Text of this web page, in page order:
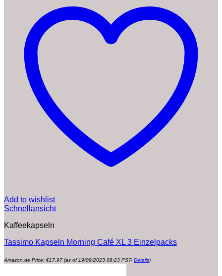
Add to wishlist
Schnellansicht
Kaffeekapseln
Tassimo Kapseln Morning Café XL 3 Einzelpacks
Amazon.de Price: €17.97 (as of 19/09/2023 09:23 PST- Details)